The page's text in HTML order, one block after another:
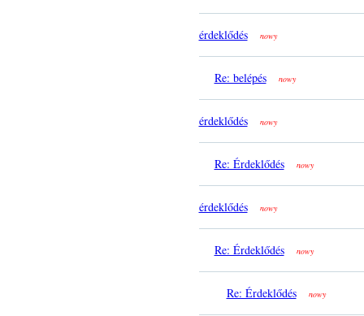
érdeklődés nowy
Re: belépés nowy
érdeklődés nowy
Re: Érdeklődés nowy
érdeklődés nowy
Re: Érdeklődés nowy
Re: Érdeklődés nowy